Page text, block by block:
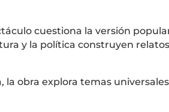
cuestiona la versión
y la política construyen
la obra explora temas